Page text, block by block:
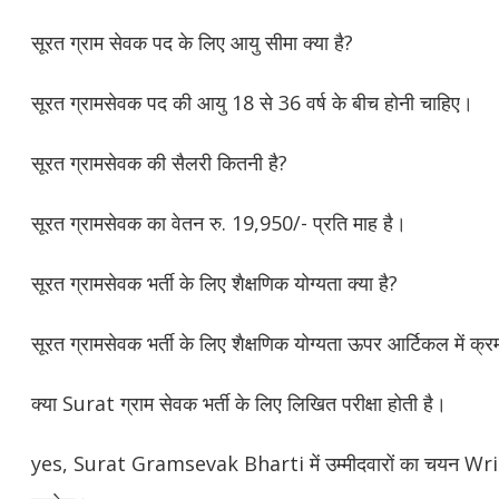
सूरत ग्राम सेवक पद के लिए आयु सीमा क्या है?
सूरत ग्रामसेवक पद की आयु 18 से 36 वर्ष के बीच होनी चाहिए।
सूरत ग्रामसेवक की सैलरी कितनी है?
सूरत ग्रामसेवक का वेतन रु. 19,950/- प्रति माह है।
सूरत ग्रामसेवक भर्ती के लिए शैक्षणिक योग्यता क्या है?
सूरत ग्रामसेवक भर्ती के लिए शैक्षणिक योग्यता ऊपर आर्टिकल में
क्या Surat ग्राम सेवक भर्ती के लिए लिखित परीक्षा होती है।
yes, Surat Gramsevak Bharti में उम्मीदवारों का चयन